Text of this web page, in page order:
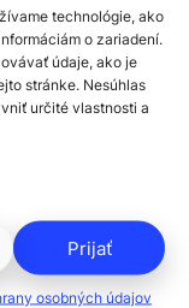
technológie, ako
o zariadení.
údaje, ako je
stránke. Nesúhlas
určité vlastnosti a
Prijať
osobných údajov
aj
sviatky?